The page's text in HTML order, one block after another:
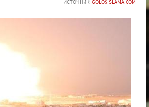
ИСТОЧНИК: GOLOSISLAMA.COM